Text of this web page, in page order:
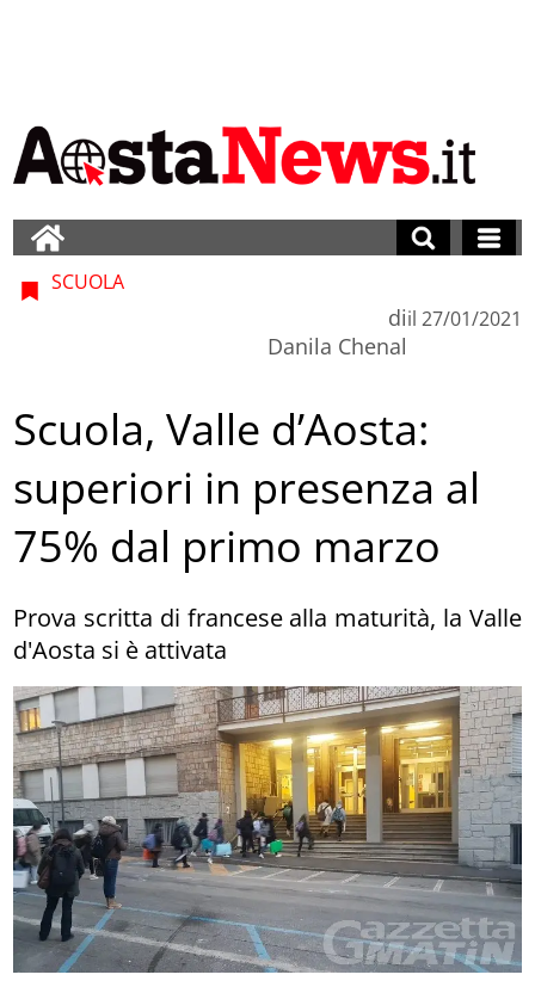
SCUOLA
di
Danila Chenal
il 27/01/2021
Scuola, Valle d’Aosta:
superiori in presenza al
75% dal primo marzo
Prova scritta di francese alla maturità, la Valle
d'Aosta si è attivata